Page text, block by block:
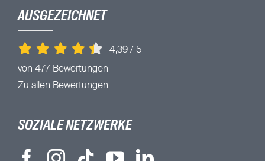
AUSGEZEICHNET
4,39/ 5
von 477 Bewertungen
Zu allen Bewertungen
SOZIALE NETZWERKE